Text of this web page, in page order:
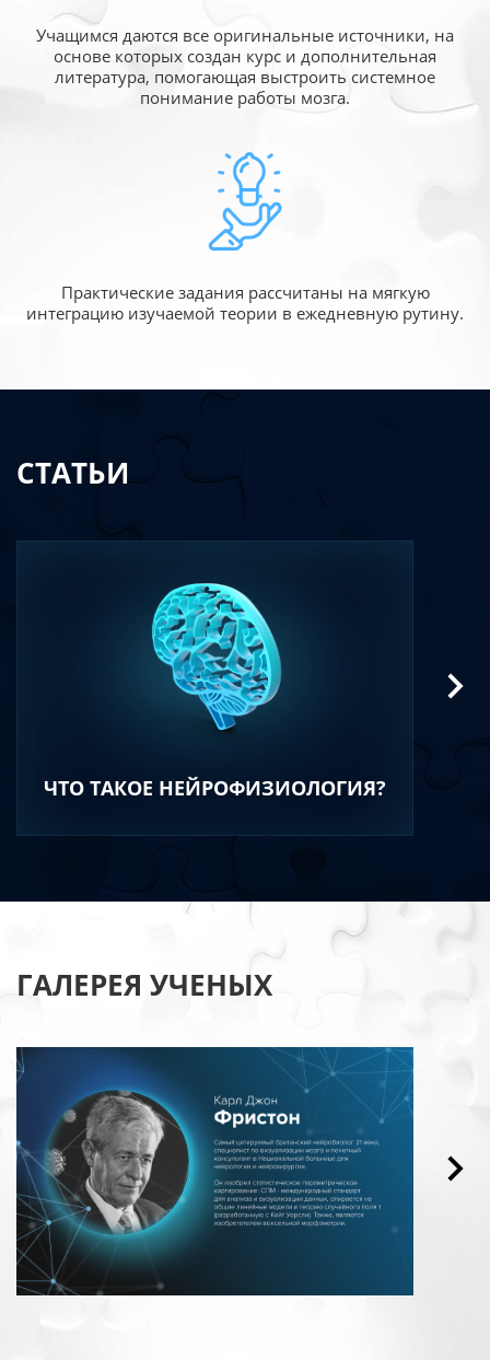
Учащимся даются все оригинальные источники, на
основе которых создан курс и дополнительная
литература, помогающая выстроить системное
понимание работы мозга.
Практические задания рассчитаны на мягкую
интеграцию изучаемой теории в ежедневную рутину.
СТАТЬИ
ЧТО ТАКОЕ НЕЙРОФИЗИОЛОГИЯ?
ГАЛЕРЕЯ УЧЕНЫХ